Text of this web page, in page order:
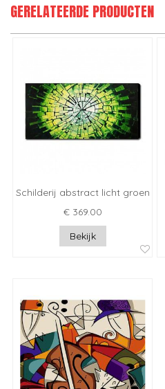
GERELATEERDE PRODUCTEN
Schilderij abstract licht groen
€ 369.00
Bekijk